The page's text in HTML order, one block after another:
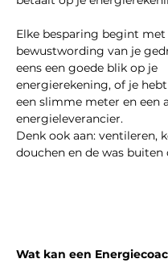
Elke besparing begint met
bewustwording van je
eens een goede blik op je
energierekening, of je
een slimme meter en een
energieleverancier.
Denk ook aan: ventileren,
douchen en de was buiten
Wat kan een